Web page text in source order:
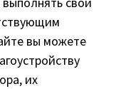
вы можете
их